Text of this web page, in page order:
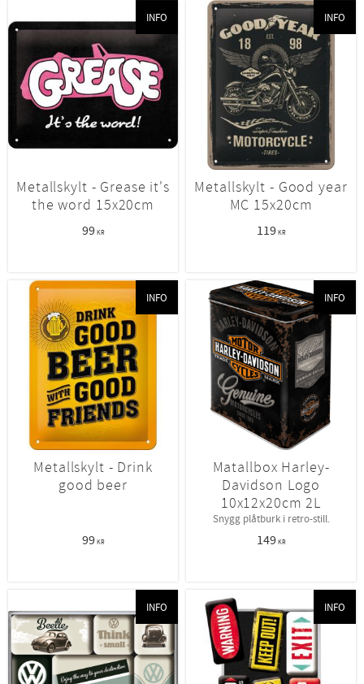
Metallskylt - Grease it's
the word 15x20cm
99KR
INFO
Metallskylt - Good year
MC 15x20cm
119KR
INFO
Metallskylt - Drink
good beer
99KR
INFO
Matallbox Harley-
Davidson Logo
10x12x20cm 2L
Snygg plåtburk i retro-still.
149KR
INFO
INFO INFO